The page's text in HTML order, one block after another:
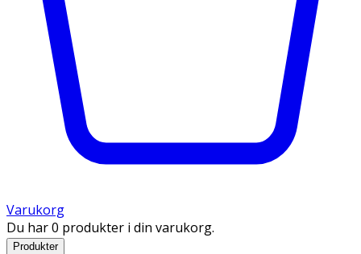
Varukorg
Du har 0 produkter i din varukorg.
Produkter